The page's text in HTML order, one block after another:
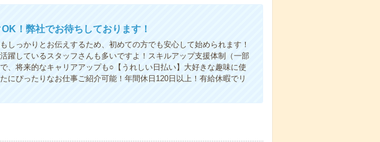
！弊社でお待ちしております！
しっかりとお伝えするため、初めての方でも安心して始められます！
躍しているスタッフさんも多いですよ！スキルアップ支援体制（一部
、将来的なキャリアアップも○【うれしい日払い】大好きな趣味に使
にぴったりなお仕事ご紹介可能！年間休日120日以上！有給休暇でリ